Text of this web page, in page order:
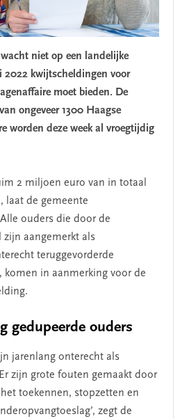
niet op een landelijke
2022 kwijtscheldingen voor
moet bieden. De
ongeveer 1300 Haagse
worden deze week al vroegtijdig
2 miljoen euro van in totaal
laat de gemeente
ouders die door de
zijn aangemerkt als
teruggevorderde
komen in aanmerking voor de
gedupeerde ouders
jarenlang onterecht als
zijn grote fouten gemaakt door
toekennen, stopzetten en
zegt de